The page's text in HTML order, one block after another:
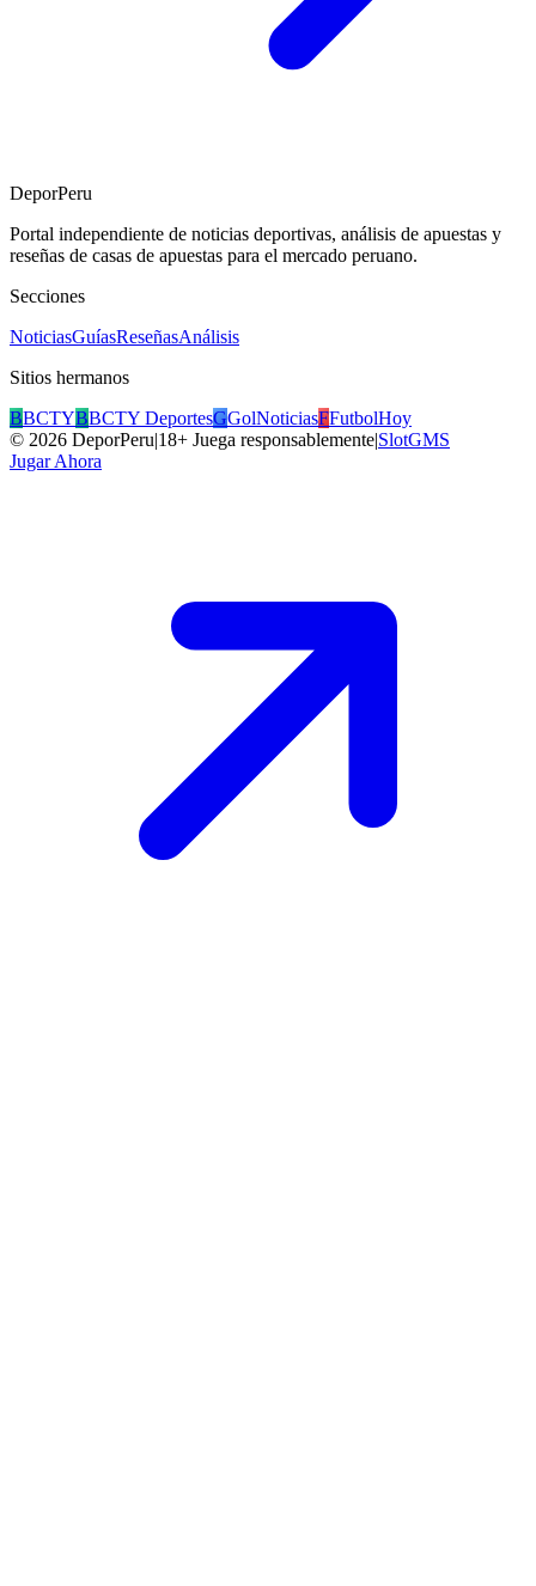
DeporPeru
Portal independiente de noticias deportivas, análisis de apuestas y
reseñas de casas de apuestas para el mercado peruano.
Secciones
NoticiasGuíasReseñasAnálisis
Sitios hermanos
BBCTYBBCTY DeportesGGolNoticiasFFutbolHoy
© 2026 DeporPeru|18+ Juega responsablemente|SlotGMS
Jugar Ahora